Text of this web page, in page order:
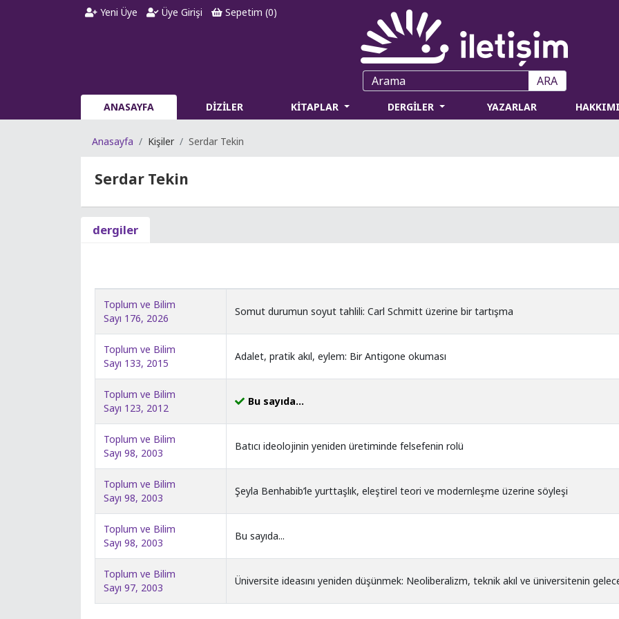
Yeni Üye Üye Girişi Sepetim (0)
ARA
ANASAYFA DİZİLER KİTAPLAR DERGİLER YAZARLAR
Anasayfa Kişiler Serdar Tekin
Serdar Tekin
dergiler
Toplum ve Bilim
Sayı 176, 2026
Somut durumun soyut tahlili: Carl Schmitt üzerine bir tartışma
Toplum ve Bilim
Sayı 133, 2015
Adalet, pratik akıl, eylem: Bir Antigone okuması
Toplum ve Bilim
Sayı 123, 2012
Bu sayıda...
Toplum ve Bilim
Sayı 98, 2003
Batıcı ideolojinin yeniden üretiminde felsefenin rolü
Toplum ve Bilim
Sayı 98, 2003
Şeyla Benhabib’le yurttaşlık, eleştirel teori ve modernleşme üzerine söyleşi
Toplum ve Bilim
Sayı 98, 2003
Bu sayıda...
Toplum ve Bilim
Sayı 97, 2003
Üniversite ideasını yeniden düşünmek: Neoliberalizm, teknik akıl ve üniversitenin